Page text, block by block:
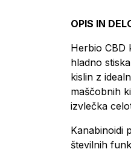
OPIS IN
Herbio CBD
hladno
kislin z
maščobnih
izvlečka
Kanabinoidi
številnih